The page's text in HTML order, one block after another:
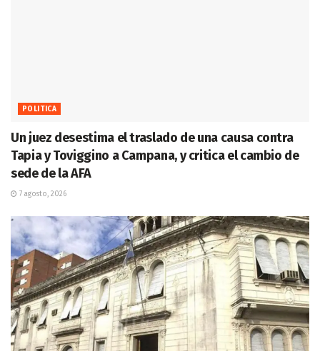
POLITICA
Un juez desestima el traslado de una causa contra
Tapia y Toviggino a Campana, y critica el cambio de
sede de la AFA
7 agosto, 2026